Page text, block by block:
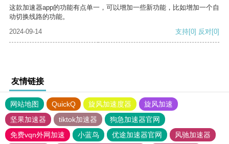
这款加速器app的功能有点单一，可以增加一些新功能，比如增加一个自
动切换线路的功能。
2024-09-14
支持[0] 反对[0]
友情链接
网站地图 QuickQ 旋风加速度器
旋风加速
坚果加速器
tiktok加速器
狗急加速器官网
免费vqn外网加速
小蓝鸟 优途加速器官网 风驰加速器